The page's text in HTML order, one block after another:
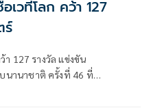
เวทีโลก คว้า 127
า 127 รางวัล แข่งขัน
นานาชาติ ครั้งที่ 46 ที่